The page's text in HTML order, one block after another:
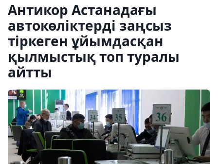
Антикор Астанадағы
автокөліктерді заңсыз
тіркеген ұйымдасқан
қылмыстық топ туралы
айтты